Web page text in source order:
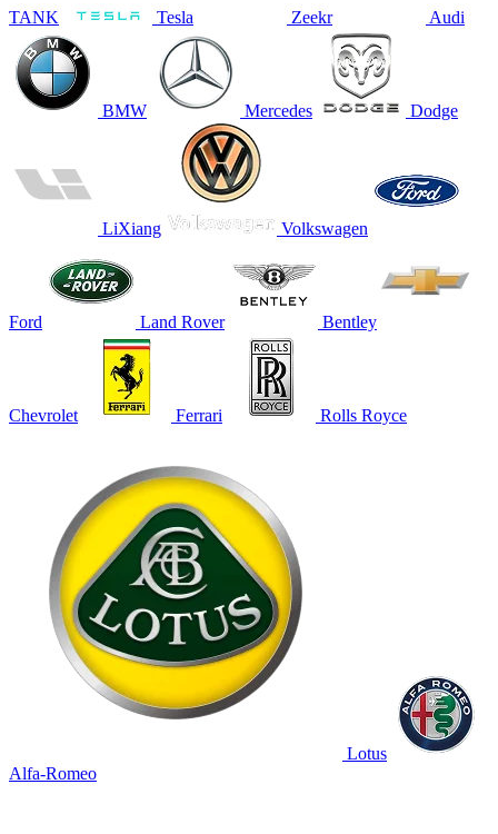
TANK Tesla Zeekr Audi
BMW Mercedes Dodge
LiXiang Volkswagen
Ford Land Rover Bentley
Chevrolet Ferrari Rolls Royce
Lotus
Alfa-Romeo